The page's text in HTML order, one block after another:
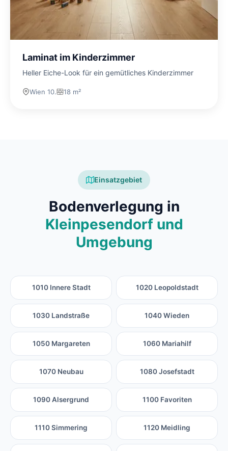
Laminat im Kinderzimmer
Heller Eiche-Look für ein gemütliches Kinderzimmer
Wien 10. 18 m²
Einsatzgebiet
Bodenverlegung in
Kleinpesendorf und
Umgebung
1010 Innere Stadt 1020 Leopoldstadt
1030 Landstraße 1040 Wieden
1050 Margareten 1060 Mariahilf
1070 Neubau 1080 Josefstadt
1090 Alsergrund 1100 Favoriten
1110 Simmering 1120 Meidling